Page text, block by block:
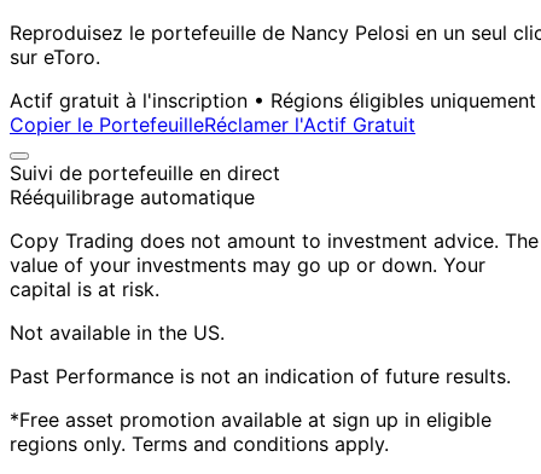
Reproduisez le portefeuille de Nancy Pelosi en un seul
sur eToro.
Actif gratuit à l'inscription • Régions éligibles uniquement
Copier le PortefeuilleRéclamer l'Actif Gratuit
Suivi de portefeuille en direct
Rééquilibrage automatique
Copy Trading does not amount to investment advice. The
value of your investments may go up or down. Your
capital is at risk.
Not available in the US.
Past Performance is not an indication of future results.
*Free asset promotion available at sign up in eligible
regions only. Terms and conditions apply.